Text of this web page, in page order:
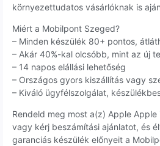
környezettudatos vásárlóknak is
Miért a Mobilpont Szeged?
– Minden készülék 80+ pontos,
– Akár 40%-kal olcsóbb, mint az új
– 14 napos elállási lehetőség
– Országos gyors kiszállítás vagy
– Kiváló ügyfélszolgálat,
Rendeld meg most a(z) Apple Apple
vagy kérj beszámítási ajánlatot, és
garanciás készülék előnyeit a